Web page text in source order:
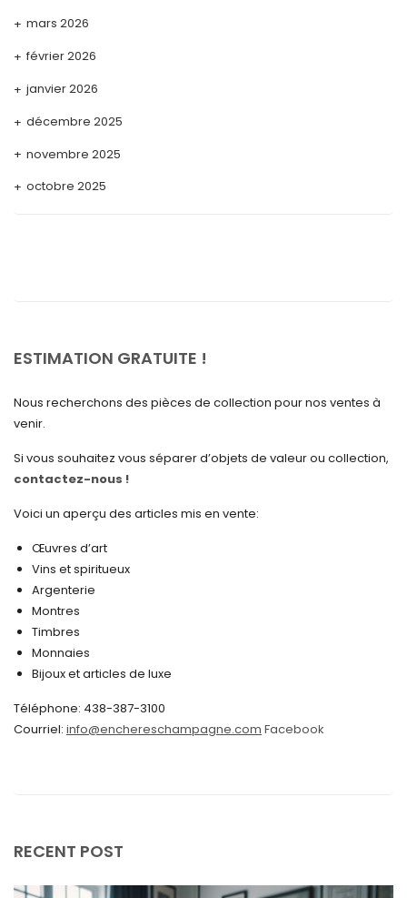
mars 2026
février 2026
janvier 2026
décembre 2025
novembre 2025
octobre 2025
avril 2025
février 2025
décembre 2024
novembre 2024
octobre 2024
septembre 2024
août 2024
mai 2024
avril 2024
ESTIMATION GRATUITE !
Nous recherchons des pièces de collection pour nos ventes à
venir.
Si vous souhaitez vous séparer d’objets de valeur ou collection,
contactez-nous !
Voici un aperçu des articles mis en vente:
Œuvres d’art
Vins et spiritueux
Argenterie
Montres
Timbres
Monnaies
Bijoux et articles de luxe
Téléphone: 438-387-3100
Courriel: info@enchereschampagne.com Facebook
RECENT POST